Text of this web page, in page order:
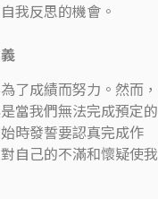
我反思的機會。
了成績而努力。然而，
當我們無法完成預定的
時發誓要認真完成作
自己的不滿和懷疑使我